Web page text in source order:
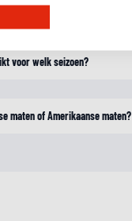
een maat groter bestellen?
voor welk seizoen?
maten of Amerikaanse maten?